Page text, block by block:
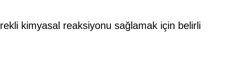
kimyasal reaksiyonu sağlamak için belirli